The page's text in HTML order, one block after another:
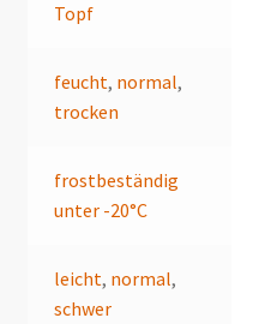
Topf
feucht, normal,
trocken
frostbeständig
unter -20°C
leicht, normal,
schwer